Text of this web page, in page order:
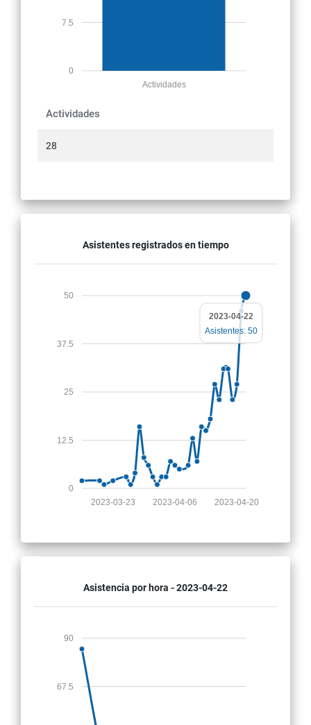
0
7.5
Actividades
Actividades
28
Asistentes registrados en tiempo
0
12.5
25
37.5
50
2023-04-20
2023-04-06
2023-03-23
2023-04-22
Asistentes: 50
Asistencia por hora - 2023-04-22
67.5
90